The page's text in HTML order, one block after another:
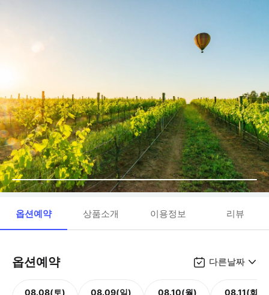
옵션예약 상품소개 이용정보 리뷰
옵션예약 다른날짜
08.08(토) 08.09(일) 08.10(월) 08.11(화)